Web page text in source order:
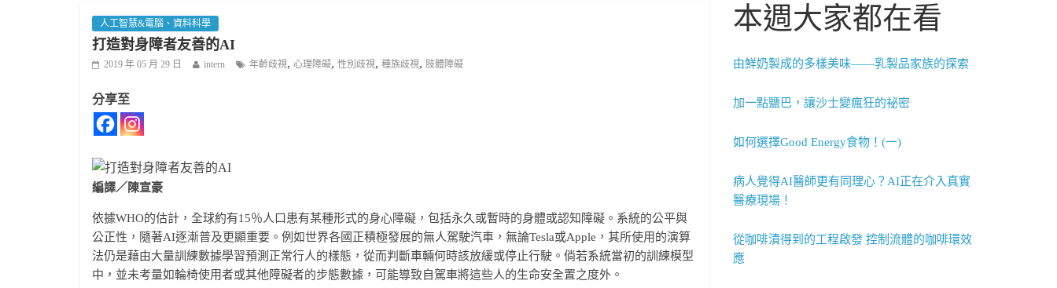
人工智慧&電腦、資料科學
打造對身障者友善的AI
2019 年 05 月 29 日 intern 年齡歧視, 心理障礙, 性別歧視, 種族歧視, 肢體障礙
分享至
編譯／陳宣豪
依據WHO的估計，全球約有15％人口患有某種形式的身心障礙，包括永久或暫時的身體或認知障礙。系統的公平與
公正性，隨著AI逐漸普及更顯重要。例如世界各國正積極發展的無人駕駛汽車，無論Tesla或Apple，其所使用的演算
法仍是藉由大量訓練數據學習預測正常行人的樣態，從而判斷車輛何時該放緩或停止行駛。倘若系統當初的訓練模型
中，並未考量如輪椅使用者或其他障礙者的步態數據，可能導致自駕車將這些人的生命安全置之度外。
本週大家都在看
由鮮奶製成的多樣美味——乳製品家族的探索
加一點鹽巴，讓沙士變瘋狂的祕密
如何選擇Good Energy食物！(一)
病人覺得AI醫師更有同理心？AI正在介入真實
醫療現場！
從咖啡漬得到的工程啟發 控制流體的咖啡環效
應